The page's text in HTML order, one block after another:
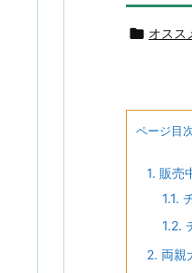
 オスス
ページ目
1. 販売
1.1.
1.2.
2. 両親